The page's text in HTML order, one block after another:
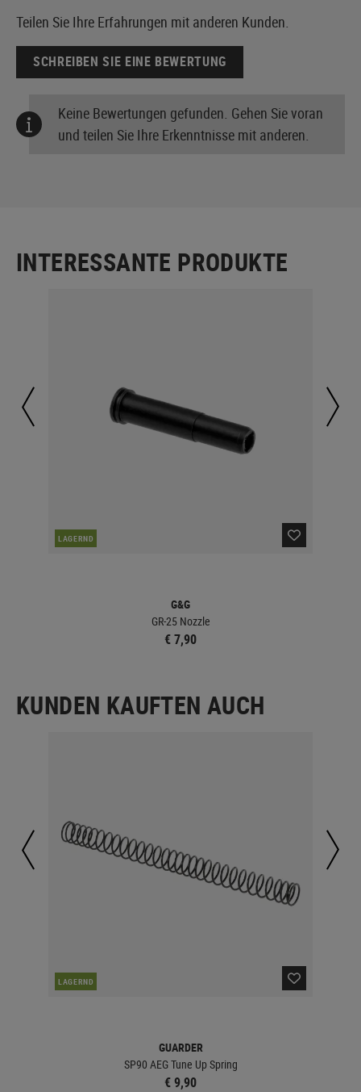
Teilen Sie Ihre Erfahrungen mit anderen Kunden.
SCHREIBEN SIE EINE BEWERTUNG
Keine Bewertungen gefunden. Gehen Sie voran
und teilen Sie Ihre Erkenntnisse mit anderen.
INTERESSANTE PRODUKTE
LAGERND
G&G
GR-25 Nozzle
€ 7,90
KUNDEN KAUFTEN AUCH
LAGERND
GUARDER
SP90 AEG Tune Up Spring
€ 9,90